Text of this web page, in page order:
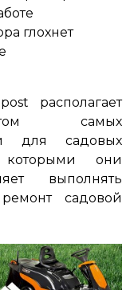
глохнет
располагает
самых
для садовых
которыми они
выполнять
садовой